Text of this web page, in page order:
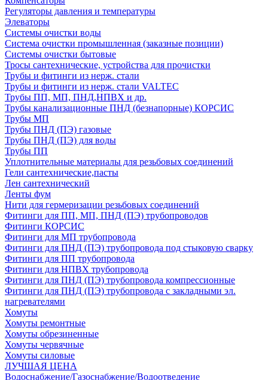
Регуляторы давления и температуры
Элеваторы
Системы очистки воды
Система очистки промышленная (заказные позиции)
Системы очистки бытовые
Тросы сантехнические, устройства для прочистки
Трубы и фитинги из нерж. стали
Трубы и фитинги из нерж. стали VALTEC
Трубы ПП, МП, ПНД,НПВХ и др.
Трубы канализационные ПНД (безнапорные) КОРСИС
Трубы МП
Трубы ПНД (ПЭ) газовые
Трубы ПНД (ПЭ) для воды
Трубы ПП
Уплотнительные материалы для резьбовых соединений
Гели сантехнические,пасты
Лен сантехнический
Ленты фум
Нити для гермеризации резьбовых соединений
Фитинги для ПП, МП, ПНД (ПЭ) трубопроводов
Фитинги КОРСИС
Фитинги для МП трубопровода
Фитинги для ПНД (ПЭ) трубопровода под стыковую сварку
Фитинги для ПП трубопровода
Фитинги для НПВХ трубопровода
Фитинги для ПНД (ПЭ) трубопровода компрессионные
Фитинги для ПНД (ПЭ) трубопровода с закладными эл.
нагревателями
Хомуты
Хомуты ремонтные
Хомуты обрезиненные
Хомуты червячные
Хомуты силовые
ЛУЧШАЯ ЦЕНА
Водоснабжение/Газоснабжение/Водоотведение